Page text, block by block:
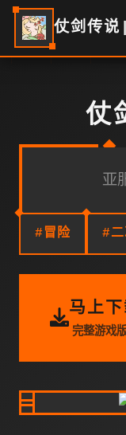
仗剑传
仗
亚
#冒险 #二
马上下
完整游戏